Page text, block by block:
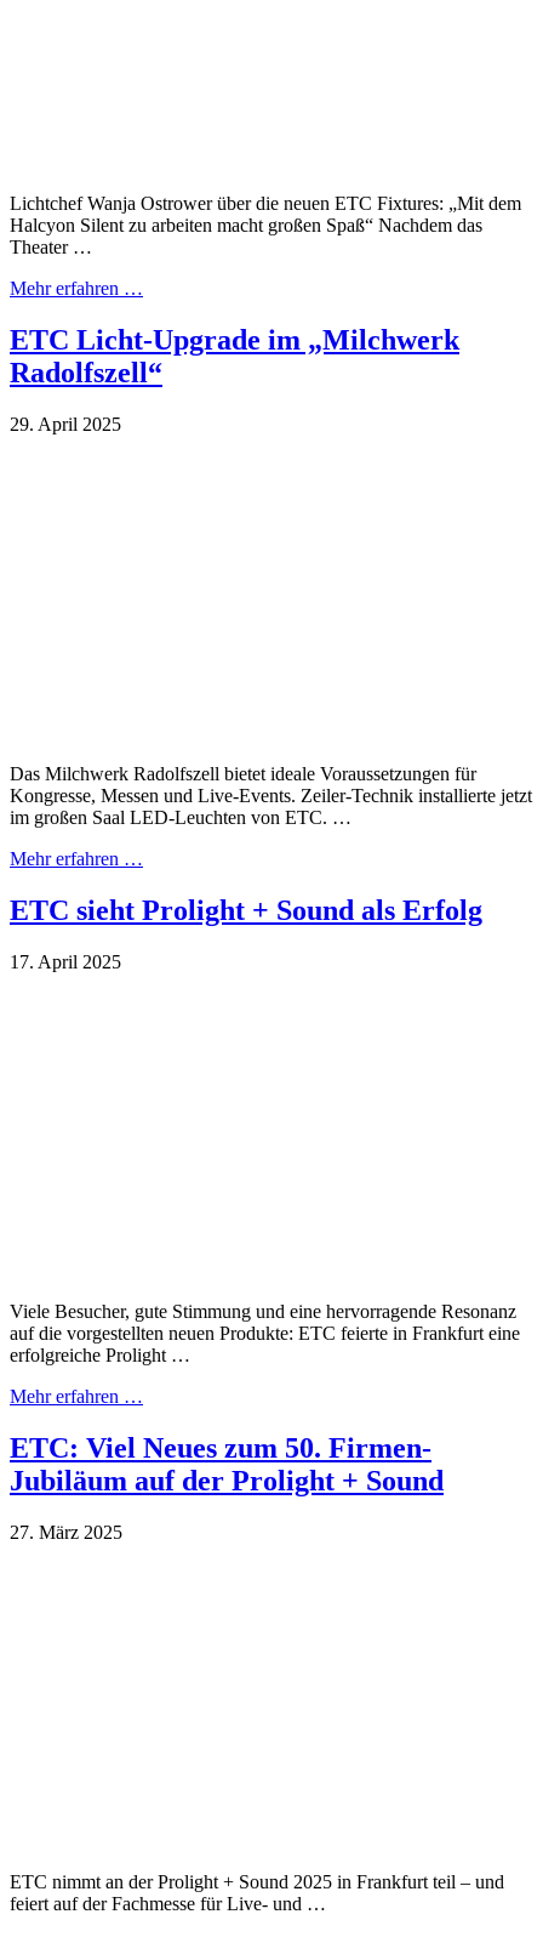
Lichtchef Wanja Ostrower über die neuen ETC Fixtures: „Mit dem
Halcyon Silent zu arbeiten macht großen Spaß“ Nachdem das
Theater …
Mehr erfahren …
ETC Licht-Upgrade im „Milchwerk
Radolfszell“
29. April 2025
Das Milchwerk Radolfszell bietet ideale Voraussetzungen für
Kongresse, Messen und Live-Events. Zeiler-Technik installierte jetzt
im großen Saal LED-Leuchten von ETC. …
Mehr erfahren …
ETC sieht Prolight + Sound als Erfolg
17. April 2025
Viele Besucher, gute Stimmung und eine hervorragende Resonanz
auf die vorgestellten neuen Produkte: ETC feierte in Frankfurt eine
erfolgreiche Prolight …
Mehr erfahren …
ETC: Viel Neues zum 50. Firmen-
Jubiläum auf der Prolight + Sound
27. März 2025
ETC nimmt an der Prolight + Sound 2025 in Frankfurt teil – und
feiert auf der Fachmesse für Live- und …